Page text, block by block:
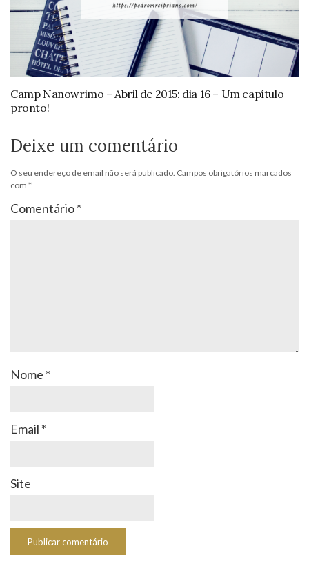
Camp Nanowrimo – Abril de 2015: dia 16 – Um capítulo
pronto!
Deixe um comentário
O seu endereço de email não será publicado. Campos obrigatórios marcados
com *
Comentário*
Nome *
Email *
Site